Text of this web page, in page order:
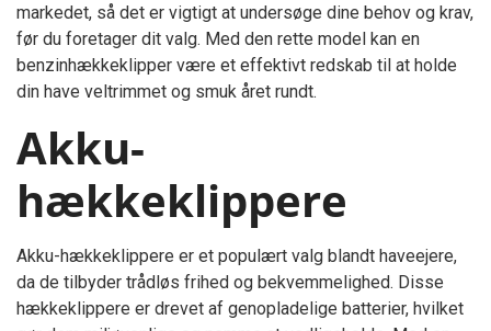
markedet, så det er vigtigt at undersøge dine behov og krav,
før du foretager dit valg. Med den rette model kan en
benzinhækkeklipper være et effektivt redskab til at holde
din have veltrimmet og smuk året rundt.
Akku-
hækkeklippere
Akku-hækkeklippere er et populært valg blandt haveejere,
da de tilbyder trådløs frihed og bekvemmelighed. Disse
hækkeklippere er drevet af genopladelige batterier, hvilket